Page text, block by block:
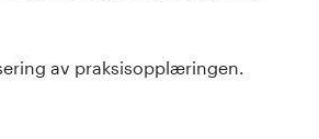
av praksisopplæringen.